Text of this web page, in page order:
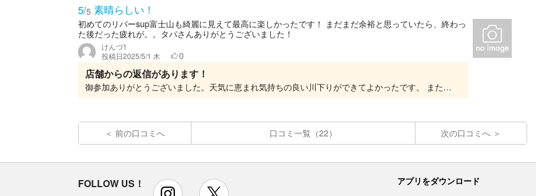
5/5 素晴らしい！
初めてのリバーsup富士山も綺麗に見えて最高に楽しかったです！ まだまだ余裕と思っていたら、終わっ
た後だった疲れが。。タパさんありがとうございました！
けんづ1
投稿日2025/5/1 木 0
店舗からの返信があります！
御参加ありがとうございました。天気に恵まれ気持ちの良い川下りができてよかったです。 またぜひお越しください。 お待ちしております。
前の口コミへ 口コミ一覧（22） 次の口コミへ
FOLLOW US！ instagram アプリをダウンロード